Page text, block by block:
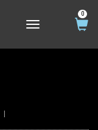
TOGGLE NAVIGATION
0